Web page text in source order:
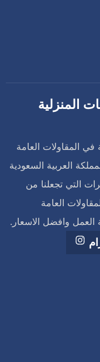
المنزلية
المقاولات العامة
العربية السعودية
الخبرات التي تجعلنا من
العامة
العمل وافضل الاسعار.